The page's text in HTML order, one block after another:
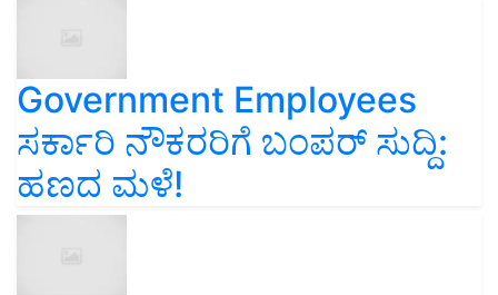
Government Employees
ಸರ್ಕಾರಿ ನೌಕರರಿಗೆ ಬಂಪರ್‌ ಸುದ್ದಿ:
ಹಣದ ಮಳೆ!